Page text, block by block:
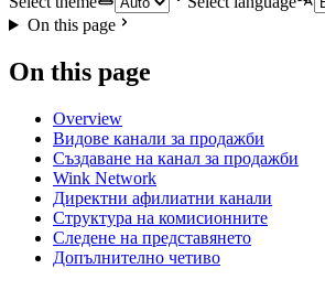
On this page
On this page
Overview
Видове канали за продажби
Създаване на канал за продажби
Wink Network
Директни афилиатни канали
Структура на комисионните
Следене на представянето
Допълнително четиво